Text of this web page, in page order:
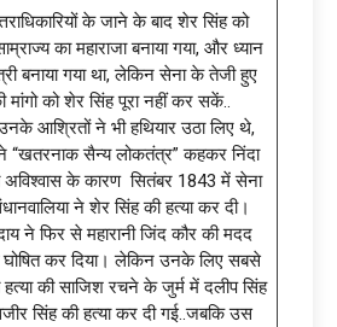
के जाने के बाद शेर सिंह को
का महाराजा बनाया गया, और ध्यान
बनाया गया था, लेकिन सेना के तेजी हुए
मांगो को शेर सिंह पूरा नहीं कर सकें..
आश्रितों ने भी हथियार उठा लिए थे,
ने “खतरनाक सैन्य लोकतंत्र” कहकर निंदा
अविश्वास के कारण सितंबर 1843 में सेना
ने शेर सिंह की हत्या कर दी।
ने फिर से महारानी जिंद कौर की मदद
घोषित कर दिया। लेकिन उनके लिए सबसे
की साजिश रचने के जुर्म में दलीप सिंह
सिंह की हत्या कर दी गई..जबकि उस